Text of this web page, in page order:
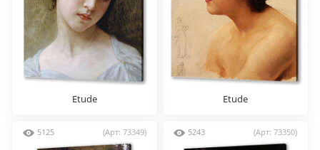
Etude Etude
5125 (Арт: 73349) 5243 (Арт: 73350)